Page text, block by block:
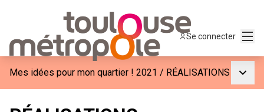
Se connecter
Mes idées pour mon quartier ! 2021 / RÉALISATIONS